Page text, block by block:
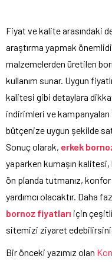
Fiyat ve kalite arasındaki
araştırma yapmak
malzemelerden üretilen
kullanım sunar. Uygun
kalitesi gibi detaylara
indirimleri ve
bütçenize uygun şekilde
Sonuç olarak, erkek
yaparken kumaşın kalitesi,
ön planda tutmanız, konfor
yardımcı olacaktır. Daha
bornoz fiyatları için
sitemizi ziyaret
Bir önceki yazımız olan